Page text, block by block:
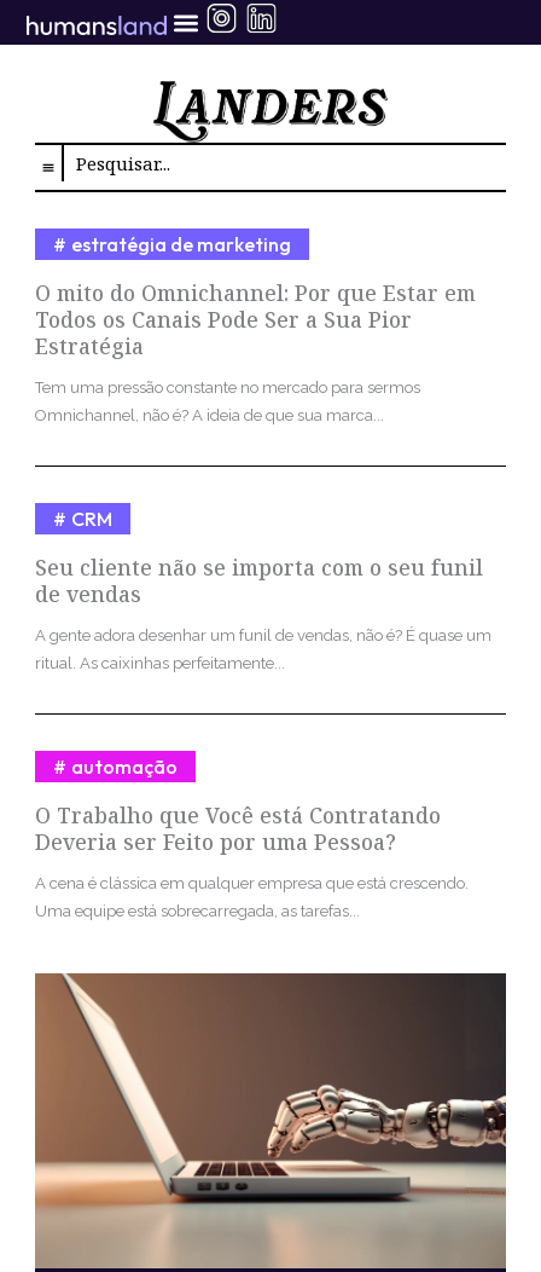
para
Search
O mito do Omnichannel: Por que Estar em
Todos os Canais Pode Ser a Sua Pior
Estratégia
estratégia de marketing
Tem uma pressão constante no mercado para sermos
Omnichannel, não é? A ideia de que sua marca...
Seu cliente não se importa com o seu funil
de vendas
CRM
A gente adora desenhar um funil de vendas, não é? É quase um
ritual. As caixinhas perfeitamente...
O Trabalho que Você está Contratando
Deveria ser Feito por uma Pessoa?
automação
A cena é clássica em qualquer empresa que está crescendo.
Uma equipe está sobrecarregada, as tarefas...